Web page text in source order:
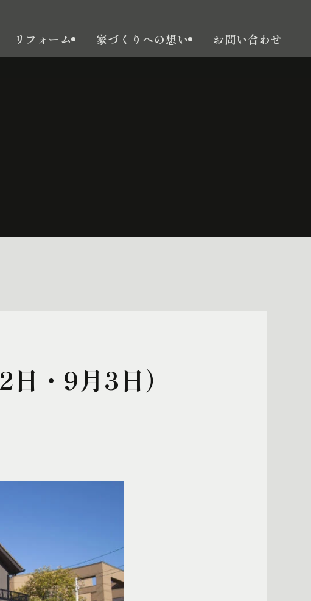
リフォーム 家づくりへの想い お問い合わせ
・9月3日）